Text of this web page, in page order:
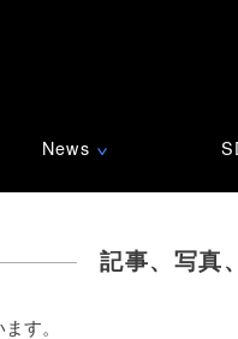
News ∨
記事、写真
す。